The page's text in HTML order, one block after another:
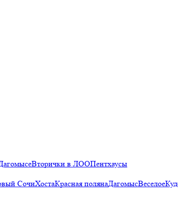
Вторички в ЛООПентхаусы
СочиХостаКрасная полянаДагомысВеселое